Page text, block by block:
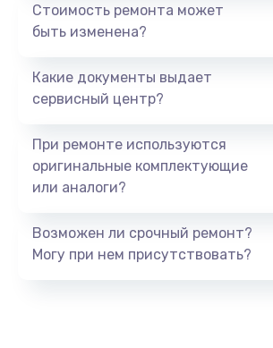
Замена экрана
Заказать
Замена аккумулятора
от 890 руб.
Стоимость ремонта может
быть изменена?
Какие документы выдает
сервисный центр?
При ремонте используются
оригинальные комплектующие
или аналоги?
Возможен ли срочный ремонт?
Могу при нем присутствовать?